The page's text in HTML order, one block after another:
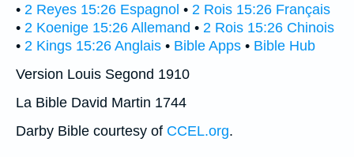
• 2 Reyes 15:26 Espagnol • 2 Rois 15:26 Français
• 2 Koenige 15:26 Allemand • 2 Rois 15:26 Chinois
• 2 Kings 15:26 Anglais • Bible Apps • Bible Hub
Version Louis Segond 1910
La Bible David Martin 1744
Darby Bible courtesy of CCEL.org.